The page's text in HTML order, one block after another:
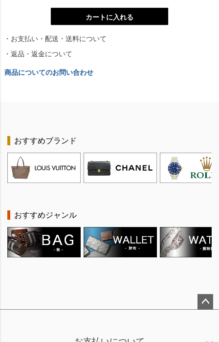
カートに入れる
・お支払い・配送・送料について
・返品・返金について
商品についてのお問い合わせ
おすすめブランド
おすすめジャンル